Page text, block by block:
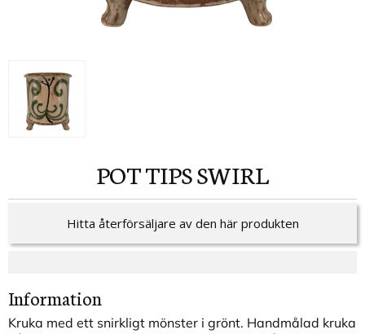
POT TIPS SWIRL
Hitta återförsäljare av den här produkten
Information
Kruka med ett snirkligt mönster i grönt. Handmålad kruka